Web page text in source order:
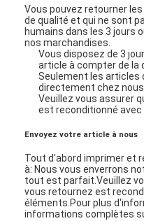
Vous pouvez retourner
de qualité et qui ne sont
humains dans les 3 jours
nos marchandises.
Vous disposez de 3
article à compter de la
Seulement les articles
directement chez
Veuillez vous assurer
est reconditionné
Envoyez votre article à nous
Tout d'abord imprimer et
à: Nous vous enverrons
tout est parfait.Veuillez
vous retournez est
éléments. Pour plus
informations complètes